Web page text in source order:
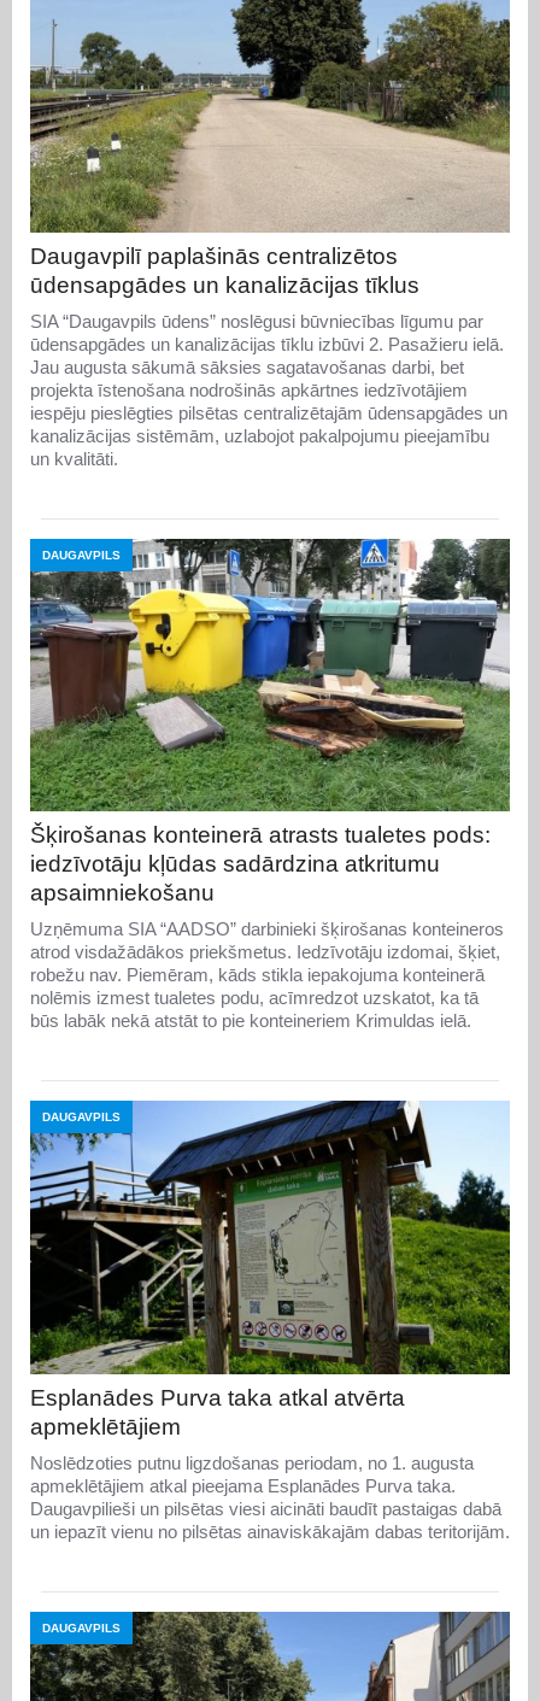
Daugavpilī paplašinās centralizētos
ūdensapgādes un kanalizācijas tīklus
SIA “Daugavpils ūdens” noslēgusi būvniecības līgumu par
ūdensapgādes un kanalizācijas tīklu izbūvi 2. Pasažieru ielā.
Jau augusta sākumā sāksies sagatavošanas darbi, bet
projekta īstenošana nodrošinās apkārtnes iedzīvotājiem
iespēju pieslēgties pilsētas centralizētajām ūdensapgādes un
kanalizācijas sistēmām, uzlabojot pakalpojumu pieejamību
un kvalitāti.
DAUGAVPILS
Šķirošanas konteinerā atrasts tualetes pods:
iedzīvotāju kļūdas sadārdzina atkritumu
apsaimniekošanu
Uzņēmuma SIA “AADSO” darbinieki šķirošanas konteineros
atrod visdažādākos priekšmetus. Iedzīvotāju izdomai, šķiet,
robežu nav. Piemēram, kāds stikla iepakojuma konteinerā
nolēmis izmest tualetes podu, acīmredzot uzskatot, ka tā
būs labāk nekā atstāt to pie konteineriem Krimuldas ielā.
DAUGAVPILS
Esplanādes Purva taka atkal atvērta
apmeklētājiem
Noslēdzoties putnu ligzdošanas periodam, no 1. augusta
apmeklētājiem atkal pieejama Esplanādes Purva taka.
Daugavpilieši un pilsētas viesi aicināti baudīt pastaigas dabā
un iepazīt vienu no pilsētas ainaviskākajām dabas teritorijām.
DAUGAVPILS